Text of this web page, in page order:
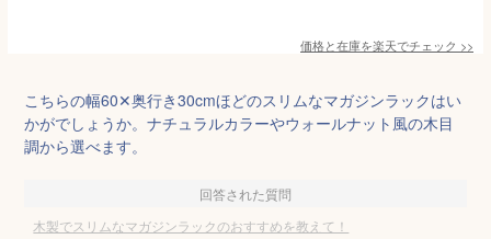
価格と在庫を楽天でチェック >>
こちらの幅60✕奥行き30cmほどのスリムなマガジンラックはい
かがでしょうか。ナチュラルカラーやウォールナット風の木目
調から選べます。
回答された質問
木製でスリムなマガジンラックのおすすめを教えて！